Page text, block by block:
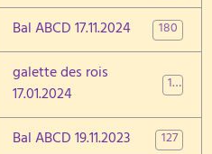
Bal ABCD 17.11.2024 180
galette des rois
17.01.2024
17
Bal ABCD 19.11.2023 127